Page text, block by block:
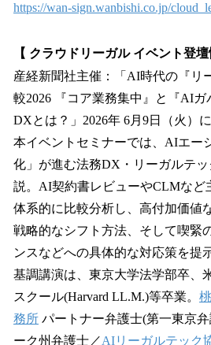
https://wan-sign.wanbishi.co.jp/
【 クラウドリーガル イベント登壇
産経新聞社主催：「AI時代の『リ
較2026 『コア業務集中』と『AI
DXとは？」2026年 6月9日（火）
本イベントセミナーでは、AIエー
化」が進む法務DX・リーガルテ
説。AI契約書レビューやCLMなど
体系的に比較分析し、高付加価値
戦略的なシフト方法、そして喫緊
ンスなどへの具体的な対応策を提
基調講演は、東京大学法学部卒、
スクール(Harvard LL.M.)等卒業。
務所 パートナー弁護士(第一東京
ーク州弁護士／AIリーガルテック